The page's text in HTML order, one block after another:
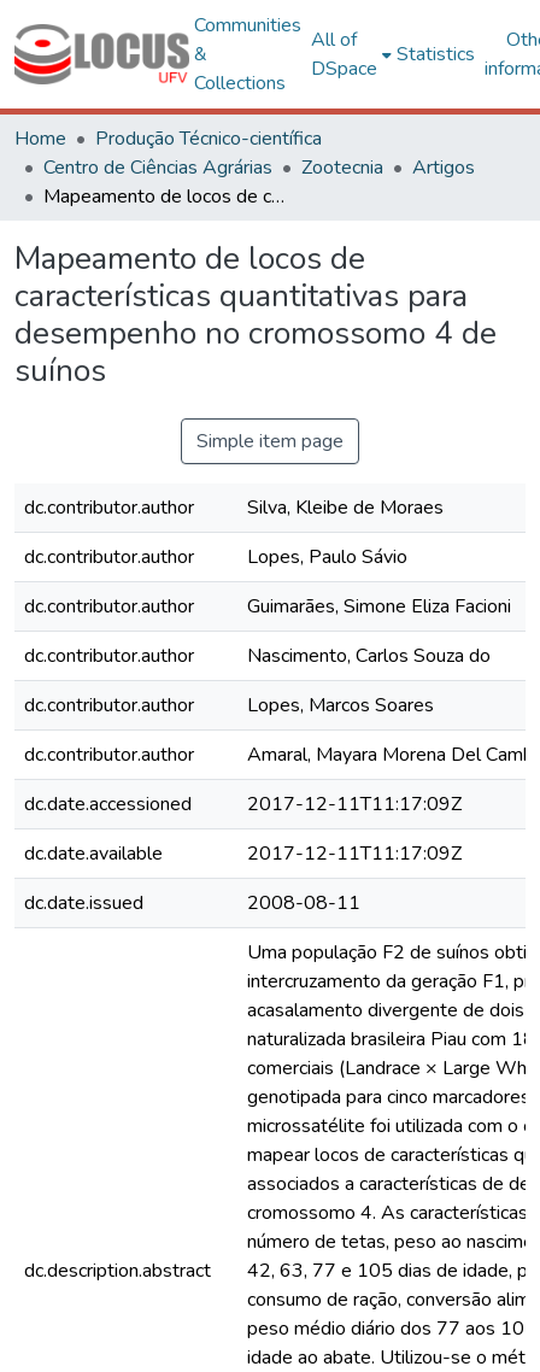
Communities
&
Collections
All of
DSpace
Statistics
Home
Produção Técnico-científica
Centro de Ciências Agrárias
Zootecnia
Artigos
Mapeamento de locos de características quantitativas para desempenho no cromossomo 4 de suínos
Mapeamento de locos de
características quantitativas para
desempenho no cromossomo 4 de
suínos
Simple item page
dc.contributor.author
Silva, Kleibe de Moraes
dc.contributor.author
Lopes, Paulo Sávio
dc.contributor.author
Guimarães, Simone Eliza Facioni
dc.contributor.author
Nascimento, Carlos Souza do
dc.contributor.author
Lopes, Marcos Soares
dc.contributor.author
Amaral, Mayara Morena Del
dc.date.accessioned
2017-12-11T11:17:09Z
dc.date.available
2017-12-11T11:17:09Z
dc.date.issued
2008-08-11
dc.description.abstract
Uma população F2 de suínos
intercruzamento da geração F1,
acasalamento divergente de dois
naturalizada brasileira Piau com
comerciais (Landrace × Large
genotipada para cinco marcadores
microssatélite foi utilizada com o
mapear locos de características
associados a características de
cromossomo 4. As características
número de tetas, peso ao
42, 63, 77 e 105 dias de idade,
consumo de ração, conversão
peso médio diário dos 77 aos
idade ao abate. Utilizou-se o